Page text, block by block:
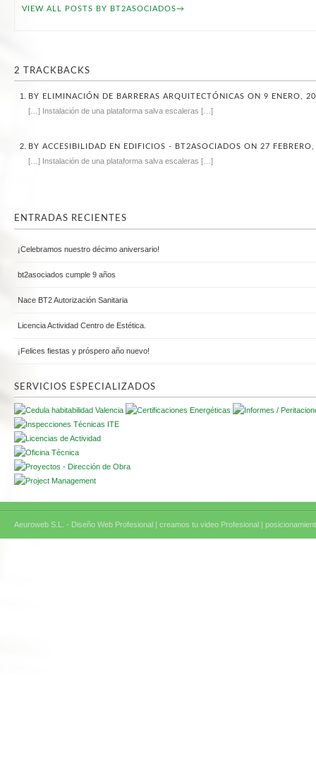
VIEW ALL POSTS BY BT2ASOCIADOS→
2 TRACKBACKS
BY ELIMINACIÓN DE BARRERAS ARQUITECTÓNICAS ON 9 ENERO,
[…] Instalación de una plataforma salva escaleras […]
BY ACCESIBILIDAD EN EDIFICIOS - BT2ASOCIADOS ON 27
[…] Instalación de una plataforma salva escaleras […]
ENTRADAS RECIENTES
¡Celebramos nuestro décimo aniversario!
bt2asociados cumple 9 años
Nace BT2 Autorización Sanitaria
Licencia Actividad Centro de Estética.
¡Felices fiestas y próspero año nuevo!
SERVICIOS ESPECIALIZADOS
Aeuroweb S.L. - Diseño Web Profesional | creamos tu video Profesional |